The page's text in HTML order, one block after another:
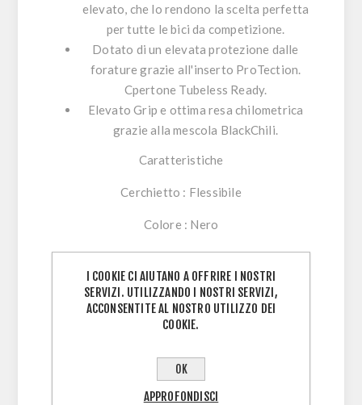
elevato, che lo rendono la scelta perfetta
per tutte le bici da competizione.
Dotato di un elevata protezione dalle
forature grazie all'inserto ProTection.
Cpertone Tubeless Ready.
Elevato Grip e ottima resa chilometrica
grazie alla mescola BlackChili.
Caratteristiche
Cerchietto : Flessibile
Colore : Nero
Dimensione: 29x2,20
ETRTO: 55-622
: Camera d'Aria, Tubeless Ready
Tipo: Standard
I COOKIE CI AIUTANO A OFFRIRE I NOSTRI
SERVIZI. UTILIZZANDO I NOSTRI SERVIZI,
ACCONSENTITE AL NOSTRO UTILIZZO DEI
COOKIE.
OK
APPROFONDISCI